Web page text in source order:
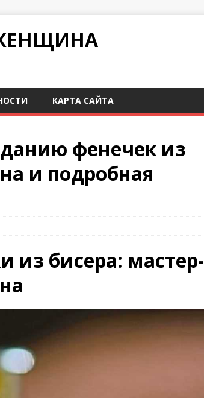
КАРТА САЙТА
фенечек из
и подробная
из бисера: мастер-